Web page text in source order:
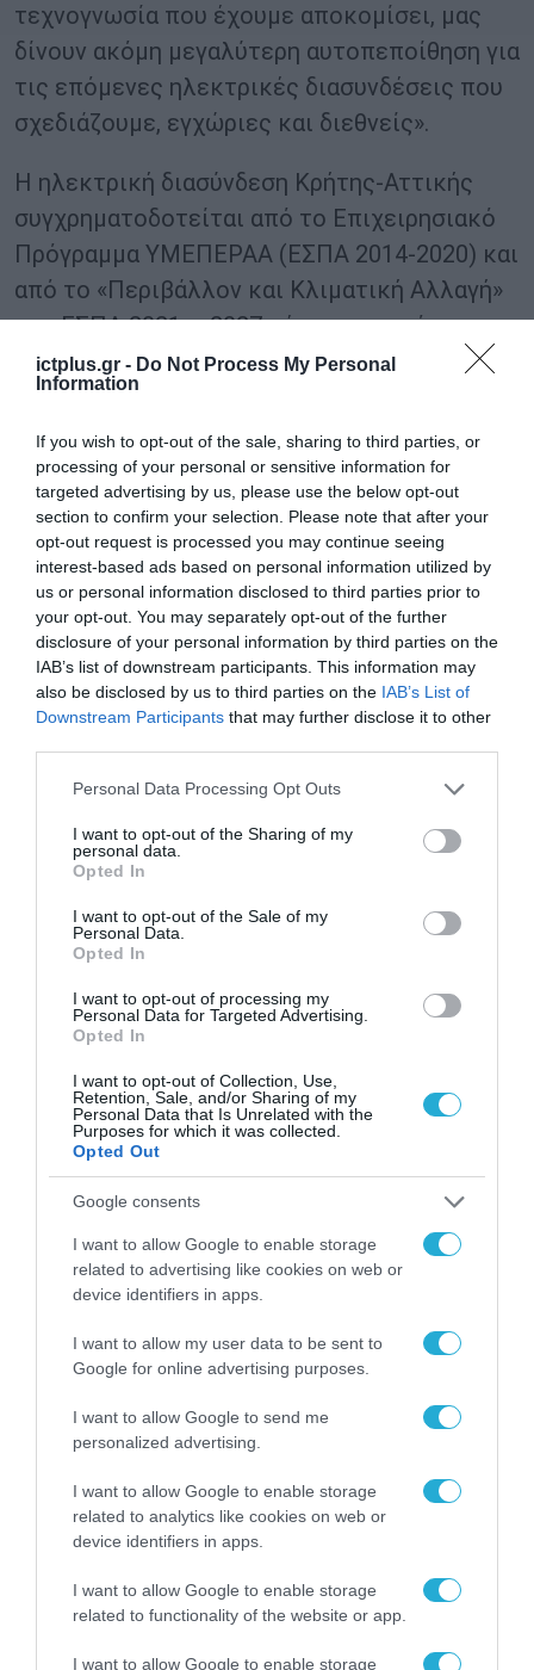
ictplus.gr - Do Not Process My Personal
Information
If you wish to opt-out of the sale, sharing to third parties, or
processing of your personal or sensitive information for
targeted advertising by us, please use the below opt-out
section to confirm your selection. Please note that after your
opt-out request is processed you may continue seeing
interest-based ads based on personal information utilized by
us or personal information disclosed to third parties prior to
your opt-out. You may separately opt-out of the further
disclosure of your personal information by third parties on the
IAB’s list of downstream participants. This information may
also be disclosed by us to third parties on the IAB’s List of
Downstream Participants that may further disclose it to other
Please note that this website/app uses one or more Google
not limited to your visit or usage behaviour. You may click to
grant or deny consent to Google and its third-party tags to
use your data for below specified purposes in below Google
consent section.
Personal Data Processing Opt Outs
I want to opt-out of the Sharing of my
personal data.
Opted In
I want to opt-out of the Sale of my
Personal Data.
Opted In
I want to opt-out of processing my
Personal Data for Targeted Advertising.
Opted In
I want to opt-out of Collection, Use,
Retention, Sale, and/or Sharing of my
Personal Data that Is Unrelated with the
Purposes for which it was collected.
Opted Out
Google consents
I want to allow Google to enable storage
related to advertising like cookies on web or
device identifiers in apps.
I want to allow my user data to be sent to
Google for online advertising purposes.
I want to allow Google to send me
personalized advertising.
I want to allow Google to enable storage
related to analytics like cookies on web or
device identifiers in apps.
I want to allow Google to enable storage
related to functionality of the website or app.
I want to allow Google to enable storage
τεχνογνωσία που έχουμε αποκομίσει, μας
δίνουν ακόμη μεγαλύτερη αυτοπεποίθηση για
τις επόμενες ηλεκτρικές διασυνδέσεις που
σχεδιάζουμε, εγχώριες και διεθνείς».
Η ηλεκτρική διασύνδεση Κρήτης-Αττικής
συγχρηματοδοτείται από το Επιχειρησιακό
Πρόγραμμα ΥΜΕΠΕΡΑΑ (ΕΣΠΑ 2014-2020) και
από το «Περιβάλλον και Κλιματική Αλλαγή»
του ΕΣΠΑ 2021 – 2027 μέχρι το ποσό των
535,5 εκατ. ευρώ αντλώντας έτσι
σημαντικούς ευρωπαϊκούς και εθνικούς
πόρους και μειώνοντας, κατά πολύ μεγάλο
βαθμό, το κόστος για τον Έλληνα
καταναλωτή.
TAGS:
ΑΔΜΗΕ ΗΛΕΚΤΡΙΚΗ ΔΙΑΣΥΝΔΕΣΗ ΑΤΤΙΚΗΣ - ΚΡΗΤΗΣ
ΡΟΗ ΕΙΔΗΣΕΩΝ
Το χρηματοδοτούμενο
από την ΕΕ έργο “The
Gaming Police”
ενισχύει την ασφάλεια
των παιδιών στο
31.07.2026
ΑΑΔΕ: Διευκρινίσεις
για τα πρόστιμα σε
αφορούν τους ΦΗΜ